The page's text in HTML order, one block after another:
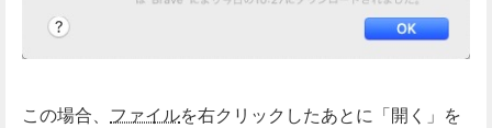
この場合、 ファイルを右クリックしたあとに「開く」を